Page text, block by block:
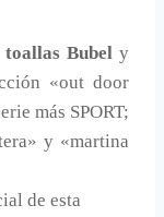
toallas Bubel y
«out door
más SPORT;
y «martina
de esta